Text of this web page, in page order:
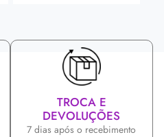
TROCA E
DEVOLUÇÕES
7 dias após o recebimento